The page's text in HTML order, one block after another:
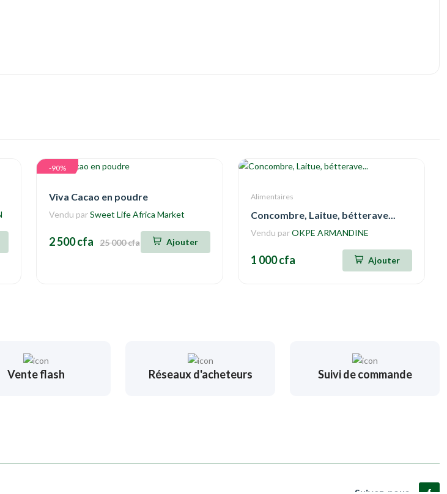
-90%
Viva Cacao en poudre
Vendu parSweet Life Africa Market
2 500 cfa 25 000 cfa Ajouter
Alimentaires
Concombre, Laitue, bétterave...
Vendu parOKPE ARMANDINE
1 000 cfa Ajouter
Vente flash Réseaux d'acheteurs Suivi de commande